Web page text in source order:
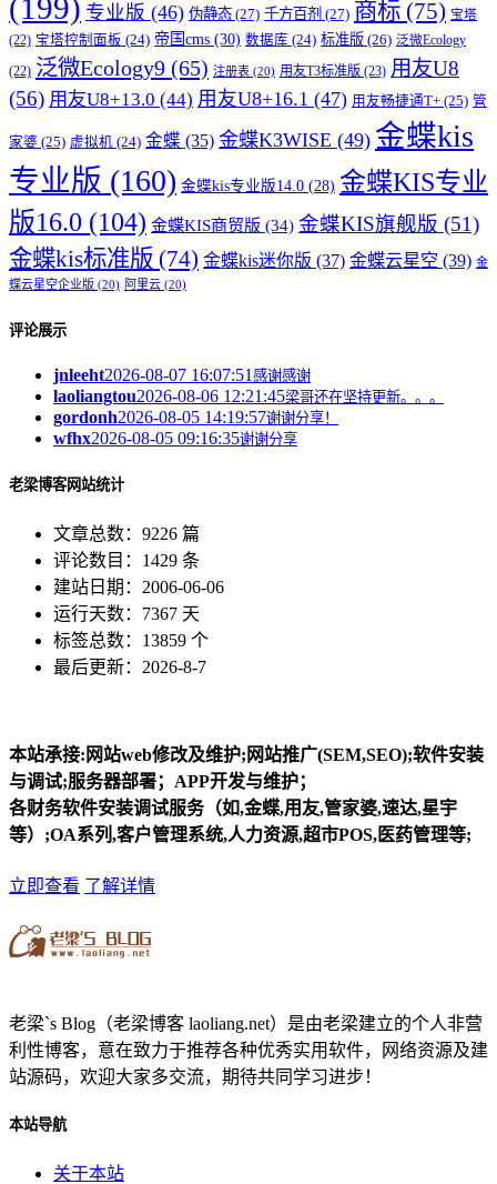
(199) 专业版 (46) 伪静态 (27) 千方百剂 (27) 商标 (75) 宝塔
(22) 宝塔控制面板 (24) 帝国cms (30) 数据库 (24) 标准版 (26) 泛微Ecology
(22) 泛微Ecology9 (65) 注册表 (20) 用友T3标准版 (23) 用友U8
(56) 用友U8+13.0 (44) 用友U8+16.1 (47) 用友畅捷通T+ (25) 管
家婆 (25) 虚拟机 (24) 金蝶 (35) 金蝶K3WISE (49) 金蝶kis
专业版 (160) 金蝶kis专业版14.0 (28) 金蝶KIS专业
版16.0 (104) 金蝶KIS商贸版 (34) 金蝶KIS旗舰版 (51)
金蝶kis标准版 (74) 金蝶kis迷你版 (37) 金蝶云星空 (39) 金
蝶云星空企业版 (20) 阿里云 (20)
评论展示
jnleeht2026-08-07 16:07:51 感谢感谢
laoliangtou2026-08-06 12:21:45梁哥还在坚持更新。。。
gordonh2026-08-05 14:19:57谢谢分享！
wfhx2026-08-05 09:16:35谢谢分享
老梁博客网站统计
文章总数：9226 篇
评论数目：1429 条
建站日期：2006-06-06
运行天数：7367 天
标签总数：13859 个
最后更新：2026-8-7
本站承接:网站web修改及维护;网站推广(SEM,SEO);软件安装
与调试;服务器部署；APP开发与维护；
各财务软件安装调试服务（如,金蝶,用友,管家婆,速达,星宇
等）;OA系列,客户管理系统,人力资源,超市POS,医药管理等;
立即查看 了解详情
老梁`s Blog（老梁博客 laoliang.net）是由老梁建立的个人非营
利性博客，意在致力于推荐各种优秀实用软件，网络资源及建
站源码，欢迎大家多交流，期待共同学习进步！
本站导航
关于本站